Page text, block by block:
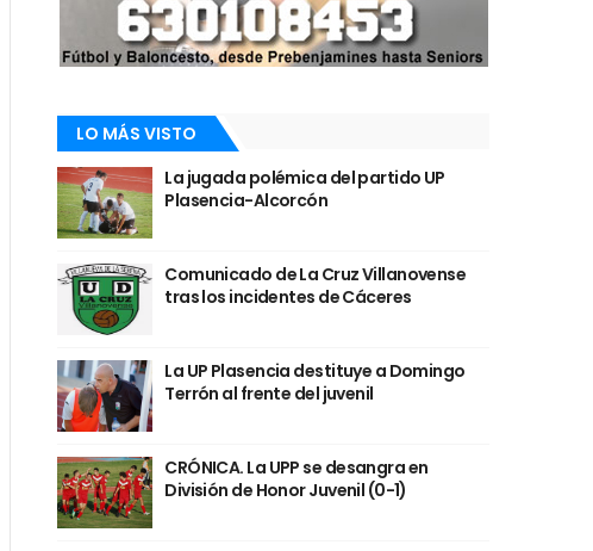
LO MÁS VISTO
La jugada polémica del partido UP
Plasencia-Alcorcón
Comunicado de La Cruz Villanovense
tras los incidentes de Cáceres
La UP Plasencia destituye a Domingo
Terrón al frente del juvenil
CRÓNICA. La UPP se desangra en
División de Honor Juvenil (0-1)